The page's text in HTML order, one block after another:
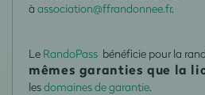
à association@ffrandonnee.fr.
Le RandoPass bénéficie pour la
mêmes garanties que la
lesdomaines de garantie.